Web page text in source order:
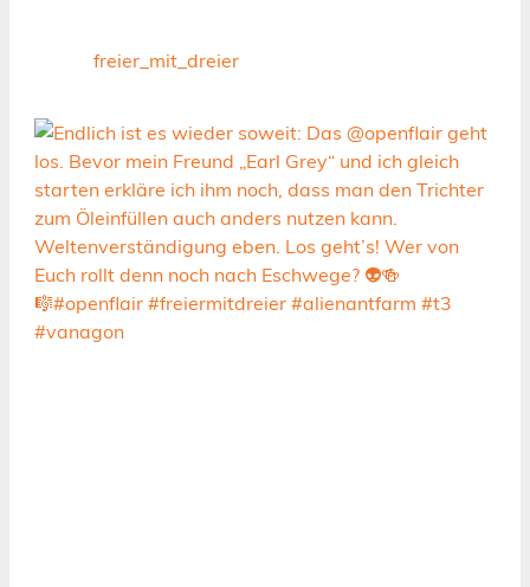
freier_mit_dreier